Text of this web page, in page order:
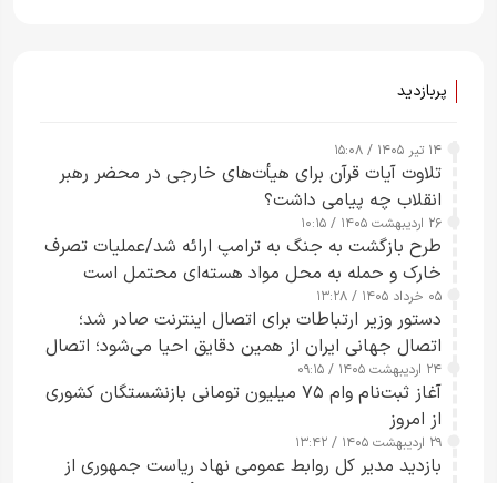
پربازدید
۱۴ تیر ۱۴۰۵ / ۱۵:۰۸
تلاوت آیات قرآن برای هیأت‌های خارجی در محضر رهبر
انقلاب چه پیامی داشت؟
۲۶ اردیبهشت ۱۴۰۵ / ۱۰:۱۵
طرح‌ بازگشت به جنگ به ترامپ ارائه شد/عملیات تصرف
خارک و حمله به محل مواد هسته‌ای محتمل است
۰۵ خرداد ۱۴۰۵ / ۱۳:۲۸
دستور وزیر ارتباطات برای اتصال اینترنت صادر شد؛
اتصال جهانی ایران از همین دقایق احیا می‌شود؛ اتصال
کامل مردم تا ۲۴ ساعت آینده
۲۴ اردیبهشت ۱۴۰۵ / ۰۹:۱۵
آغاز ثبت‌نام وام ۷۵ میلیون تومانی بازنشستگان کشوری
از امروز
۲۹ اردیبهشت ۱۴۰۵ / ۱۳:۴۲
بازدید مدیر کل روابط عمومی نهاد ریاست جمهوری از